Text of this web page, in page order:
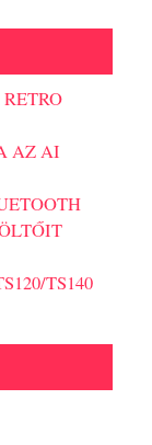
AZ AI
TS140